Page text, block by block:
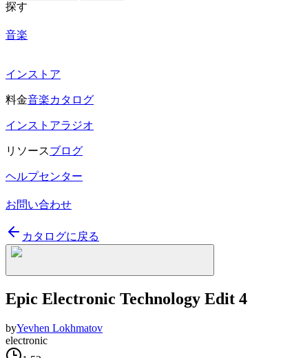
探す
音楽
インストア
料金音楽カタログ
インストアラジオ
リソースブログ
ヘルプセンター
お問い合わせ
カタログに戻る
Epic Electronic Technology Edit 4
byYevhen Lokhmatov
electronic